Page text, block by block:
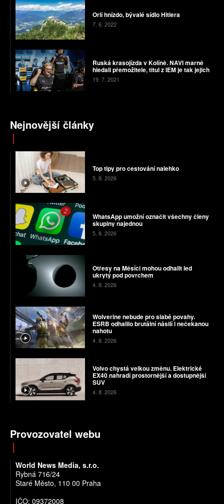
Orlí hnízdo, bývalé sídlo Hitlera
7. 6. 2022
Ruská krasojízda v Kolíně. NAVI marně
hledali přemožitele, titul z IEM je tak jejich
19. 7. 2021
Nejnovější články
Top tipy pro cestování nalehko
5. 8. 2026
WhatsApp umožní označit všechny členy
skupiny najednou
5. 8. 2026
Otřesy na Měsíci mohou odhalit led
ukrytý pod povrchem
4. 8. 2026
Wolverine nebude pro slabé povahy.
ESRB odhalilo brutální násilí i nečekanou
nahotu
4. 8. 2026
Volvo chystá velkou změnu. Elektrické
EX40 nahradí prostornější a dostupnější
SUV
4. 8. 2026
Provozovatel webu
World News Media, s.r.o.
Rybná 716/24
Staré Město, 110 00 Praha
IČO: 09372008